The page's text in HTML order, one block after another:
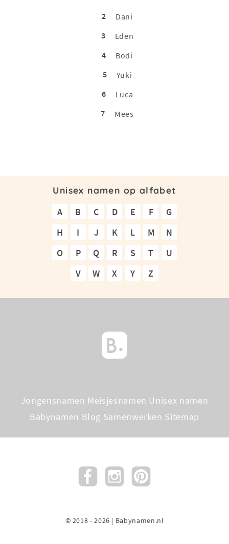
2
Dani
3
Eden
4
Bodi
5
Yuki
6
Luca
7
Mees
Unisex namen op alfabet
A B C D E F
G
H
I J K L M
N
O
P Q R S T
U
V
W X Y Z
Jongensnamen Meisjesnamen Unisex namen
Babynamen Blog Samenwerken Sitemap
© 2018 - 2026 | Babynamen.nl